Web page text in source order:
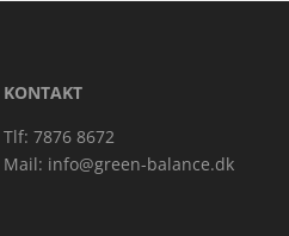
KONTAKT
Tlf: 7876 8672
Mail: info@green-balance.dk